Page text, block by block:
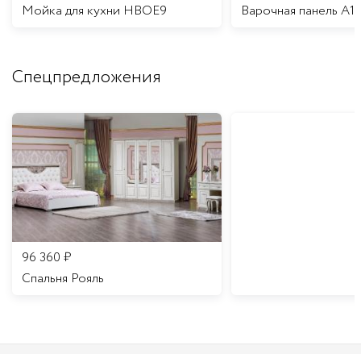
Мойка для кухни HBOE9
Варочная панель A16
Спецпредложения
96 360 ₽
Спальня Рояль